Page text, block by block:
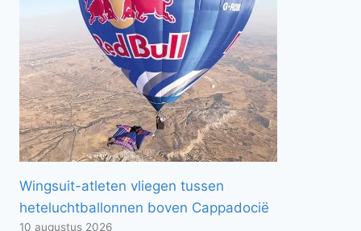
Wingsuit-atleten vliegen tussen
heteluchtballonnen boven Cappadocië
10 augustus 2026